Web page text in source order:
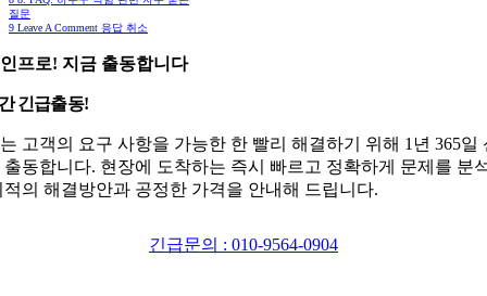
질문
9 Leave A Comment 응답 취소
프로! 지금 출동합니다
긴급출동!
고객의 요구 사항을 가능한 한 빨리 해결하기 위해 1년 365일
출동합니다. 현장에 도착하는 즉시 빠르고 정확하게 문제를 분
적의 해결방안과 공정한 가격을 안내해 드립니다.
긴급문의 : 010-9564-0904